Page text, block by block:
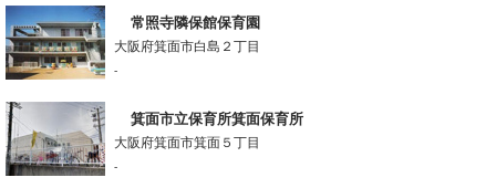
常照寺隣保館保育園
大阪府箕面市白島２丁目
-
箕面市立保育所箕面保育所
大阪府箕面市箕面５丁目
-